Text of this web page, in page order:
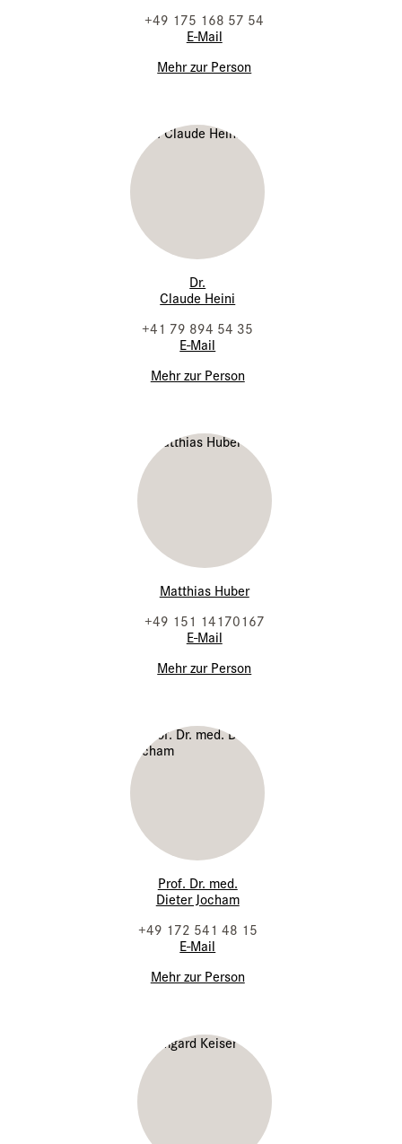
+49 175 168 57 54
E-Mail
Mehr zur Person
Dr.
Claude Heini
+41 79 894 54 35
E-Mail
Mehr zur Person
Matthias Huber
+49 151 14170167
E-Mail
Mehr zur Person
Prof. Dr. med.
Dieter Jocham
+49 172 541 48 15
E-Mail
Mehr zur Person